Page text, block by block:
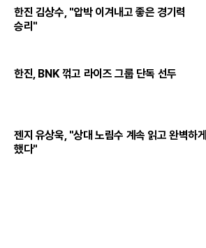
한진 김상수, "압박 이겨내고 좋은 경기력
승리"
한진, BNK 꺾고 라이즈 그룹 단독 선두
젠지 유상욱, "상대 노림수 계속 읽고 완벽하게
했다"